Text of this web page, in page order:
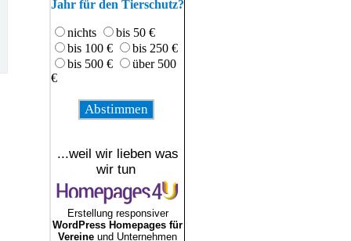
Jahr für den Tierschutz?
nichts
bis 50 €
bis 100 €
bis 250 €
bis 500 €
über 500
€
...weil wir lieben was
wir tun
Erstellung responsiver
WordPress Homepages für
Vereine und Unternehmen